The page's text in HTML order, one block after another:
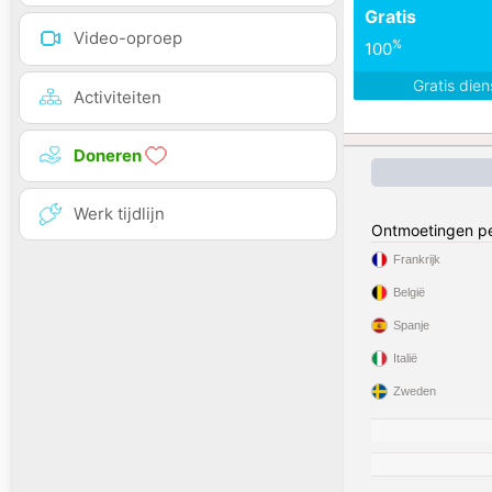
Video-oproep
Activiteiten
Doneren
Werk tijdlijn
Gratis
100%
Gratis
Ontmoetingen
Frankrijk
België
Spanje
Italië
Zweden